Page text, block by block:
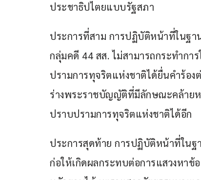
ประชาธิปไตยแบบรัฐสภา
ประการที่สาม การปฏิบัติหน้าที่ในฐ
กลุ่มคดี 44 สส. ไม่สามารถกระทำก
ปรามการทุจริตแห่งชาติได้ยื่นคำร้อง
ร่างพระราชบัญญัติที่มีลักษณะคล้ายห
ปราบปรามการทุจริตแห่งชาติได้อีก
ประการสุดท้าย การปฏิบัติหน้าที่ใน
ก่อให้เกิดผลกระทบต่อการแสวงหาข้